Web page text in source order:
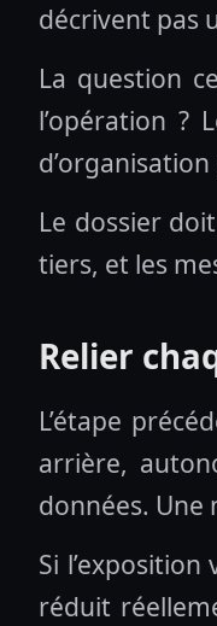
décrivent pas
La question
l’opération ?
Le dossier
tiers, et les
Relier
L’étape
arrière,
données.
Si
réduit